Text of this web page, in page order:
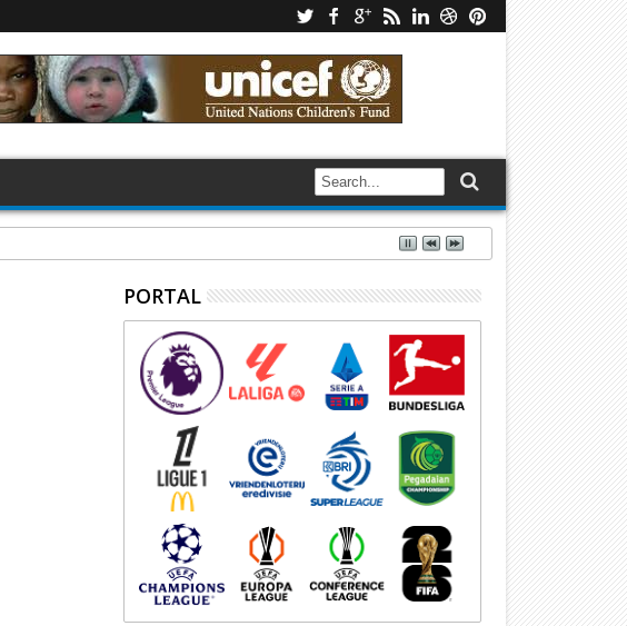
PORTAL